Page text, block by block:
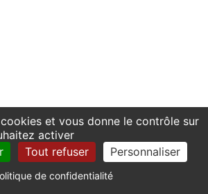
et vous donne le contrôle sur
activer
Tout refuser Personnaliser
de confidentialité